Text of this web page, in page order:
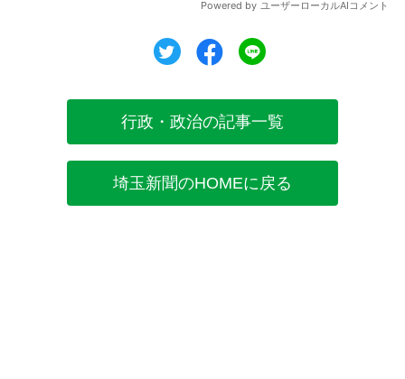
ツイートシェア
行政・政治の記事一覧
埼玉新聞のHOMEに戻る